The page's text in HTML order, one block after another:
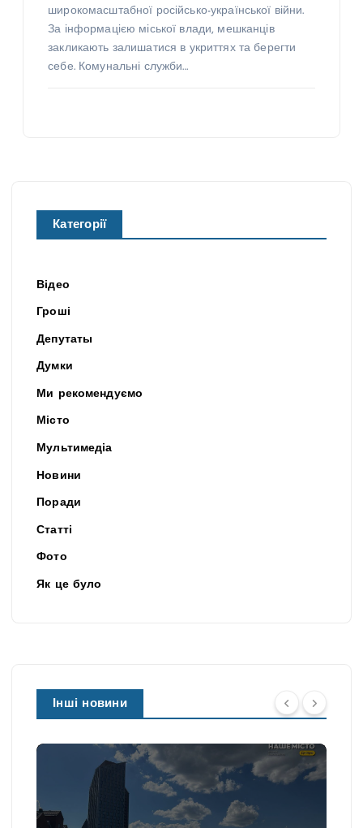
широкомасштабної російсько-української війни.
За інформацією міської влади, мешканців
закликають залишатися в укриттях та берегти
себе. Комунальні служби…
Категорії
Відео
Гроші
Депутаты
Думки
Ми рекомендуємо
Місто
Мультимедіа
Новини
Поради
Статті
Фото
Як це було
Інші новини